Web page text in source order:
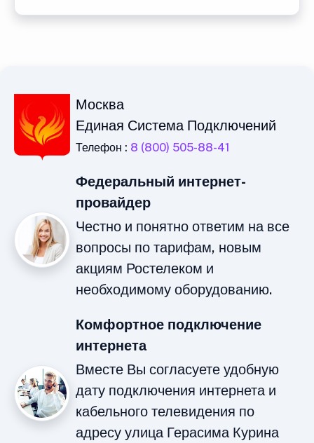
Москва
Единая Система Подключений
Телефон : 8 (800) 505-88-41
Федеральный интернет-
провайдер
Честно и понятно ответим на все
вопросы по тарифам, новым
акциям Ростелеком и
необходимому оборудованию.
Комфортное подключение
интернета
Вместе Вы согласуете удобную
дату подключения интернета и
кабельного телевидения по
адресу улица Герасима Курина